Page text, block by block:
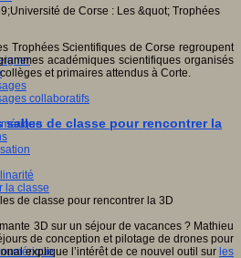
collaboratifs
la classe
Trophées Scientifiques de Corse regroupent
académiques scientifiques organisés
et primaires attendus à Corte.
salles de classe pour rencontrer la
3D sur un séjour de vacances ? Mathieu
de conception et pilotage de drones pour
explique l’intérêt de ce nouvel outil sur les